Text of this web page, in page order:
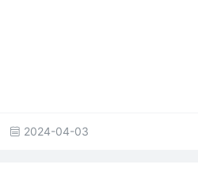
2024-04-03